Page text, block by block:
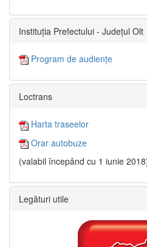
Instituția Prefectului - Județul Olt
Program de audiențe
Loctrans
Harta traseelor
Orar autobuze
(valabil începând cu 1 iunie
Legături utile